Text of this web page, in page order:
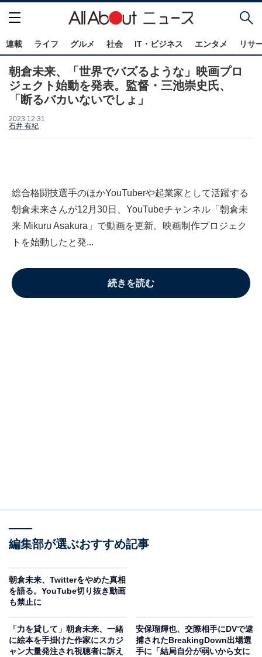
連載 ライフ グルメ 社会 IT・ビジネス エンタメ リサ
朝倉未来、「世界でバズるような」映画プロ
ジェクト始動を発表。監督・三池崇史氏、
「断るバカいないでしょ」
2023.12.31
石井 有紀
総合格闘技選手のほかYouTuberや起業家として活躍する
朝倉未来さんが12月30日、YouTubeチャンネル「朝倉未
来 Mikuru Asakura」で動画を更新。映画制作プロジェク
トを始動したと発...
続きを読む
編集部が選ぶおすすめ記事
朝倉未来、Twitterをやめた真相
を語る。YouTube切り抜き動画
も禁止に
「力を貸して」朝倉未来、一緒
に絵本を手掛けた作家にスカジ
ャン大量発注され視聴者に訴え
安保瑠輝也、交際相手にDVで逮
捕されたBreakingDown出場選
手に「結局自分が弱いから女に